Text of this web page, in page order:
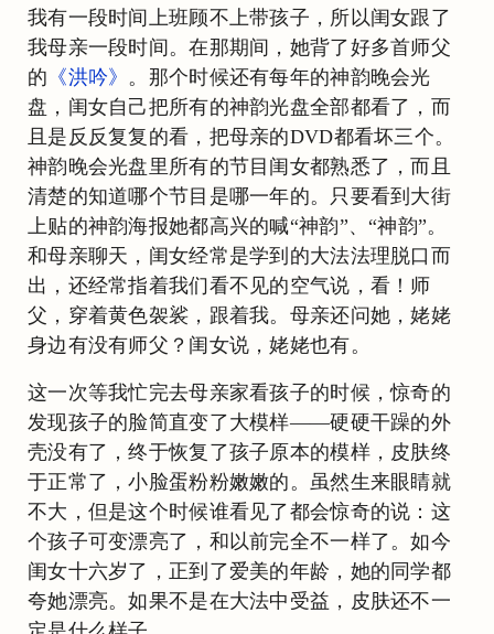
我有一段时间上班顾不上带孩子，所以闺女跟了
我母亲一段时间。在那期间，她背了好多首师父
的 《洪吟》 。那个时候还有每年的神韵晚会光
盘，闺女自己把所有的神韵光盘全部都看了，而
且是反反复复的看，把母亲的DVD都看坏三个。
神韵晚会光盘里所有的节目闺女都熟悉了，而且
清楚的知道哪个节目是哪一年的。只要看到大街
上贴的神韵海报她都高兴的喊“神韵”、“神韵”。
和母亲聊天，闺女经常是学到的大法法理脱口而
出，还经常指着我们看不见的空气说，看！师
父，穿着黄色袈裟，跟着我。母亲还问她，姥姥
身边有没有师父？闺女说，姥姥也有。
这一次等我忙完去母亲家看孩子的时候，惊奇的
发现孩子的脸简直变了大模样——硬硬干躁的外
壳没有了，终于恢复了孩子原本的模样，皮肤终
于正常了，小脸蛋粉粉嫩嫩的。虽然生来眼睛就
不大，但是这个时候谁看见了都会惊奇的说：这
个孩子可变漂亮了，和以前完全不一样了。如今
闺女十六岁了，正到了爱美的年龄，她的同学都
夸她漂亮。如果不是在大法中受益，皮肤还不一